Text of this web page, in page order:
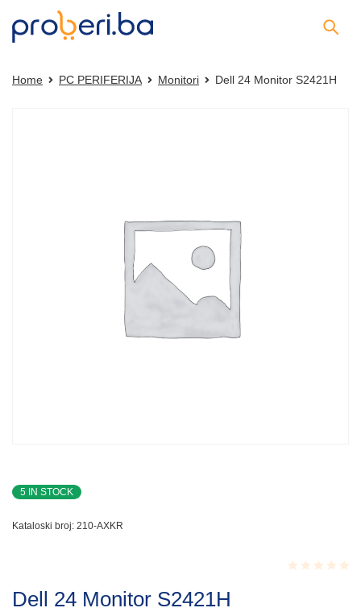
Home PC PERIFERIJA Monitori Dell 24 Monitor S2421H
5 IN STOCK
Kataloski broj: 210-AXKR
Dell 24 Monitor S2421H